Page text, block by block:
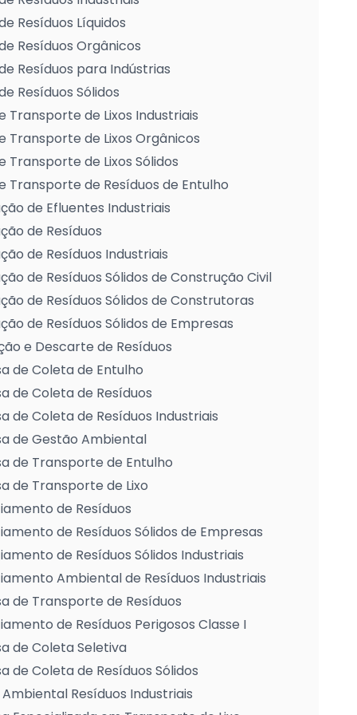
Resíduos Líquidos
Resíduos Orgânicos
Resíduos para Indústrias
Resíduos Sólidos
Transporte de Lixos Industriais
Transporte de Lixos Orgânicos
Transporte de Lixos Sólidos
Transporte de Resíduos de Entulho
de Efluentes Industriais
de Resíduos
de Resíduos Industriais
de Resíduos Sólidos de Construção Civil
de Resíduos Sólidos de Construtoras
de Resíduos Sólidos de Empresas
e Descarte de Resíduos
de Coleta de Entulho
de Coleta de Resíduos
de Coleta de Resíduos Industriais
de Gestão Ambiental
de Transporte de Entulho
de Transporte de Lixo
de Resíduos
de Resíduos Sólidos de Empresas
de Resíduos Sólidos Industriais
Ambiental de Resíduos Industriais
de Transporte de Resíduos
de Resíduos Perigosos Classe I
de Coleta Seletiva
de Coleta de Resíduos Sólidos
Resíduos Industriais